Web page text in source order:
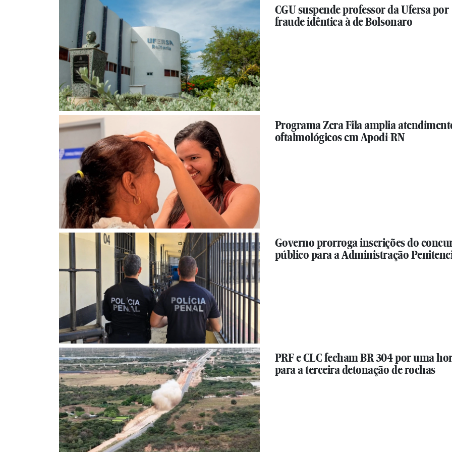
CGU suspende professor da Ufersa por
fraude idêntica à de Bolsonaro
Programa Zera Fila amplia
oftalmológicos em Apodi-RN
Governo prorroga inscrições do
público para a Administração
PRF e CLC fecham BR 304 por uma
para a terceira detonação de rochas